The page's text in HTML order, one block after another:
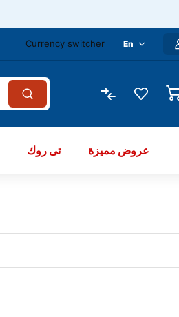
Currency switcher En
تى روك عروض مميزة